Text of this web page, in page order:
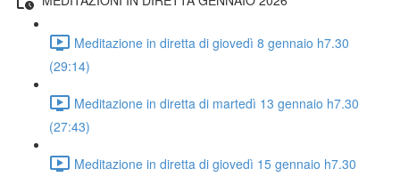
Meditazione in diretta di giovedì 8 gennaio h7.30
(29:14)
Meditazione in diretta di martedì 13 gennaio h7.30
(27:43)
Meditazione in diretta di giovedì 15 gennaio h7.30